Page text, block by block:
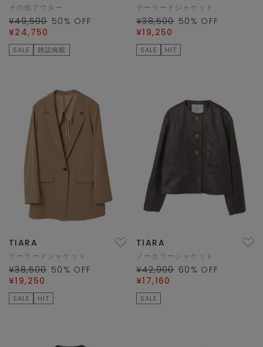
その他アウター
¥49,500 50 % OFF
¥24,750
SALE 雑誌掲載
テーラードジャケット
¥38,500 50 % OFF
¥19,250
SALE HIT
TIARA
テーラードジャケット
¥38,500 50 % OFF
¥19,250
SALE HIT
TIARA
ノーカラージャケット
¥42,900 60 % OFF
¥17,160
SALE